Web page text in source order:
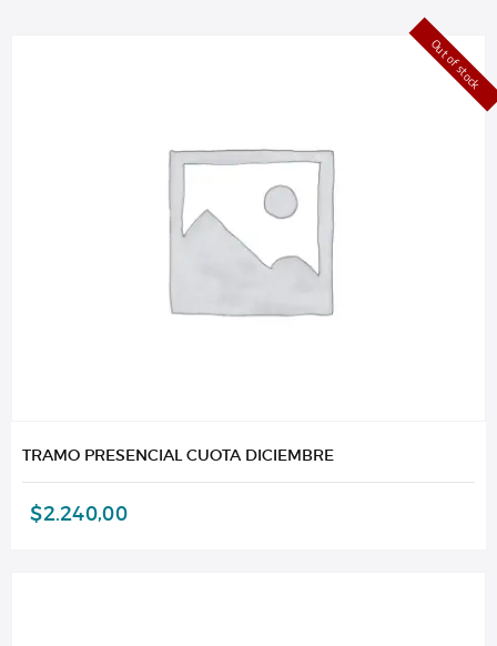
Out of stock
TRAMO PRESENCIAL CUOTA DICIEMBRE
$2.240,00